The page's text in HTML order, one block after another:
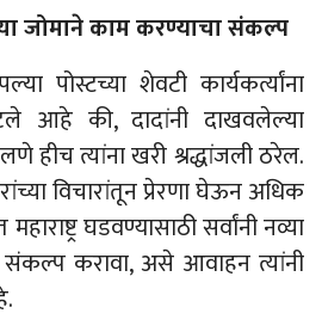
जोमाने काम करण्याचा संकल्प
पोस्टच्या शेवटी कार्यकर्त्यांना
आहे की, दादांनी दाखवलेल्या
हीच त्यांना खरी श्रद्धांजली ठरेल.
विचारांतून प्रेरणा घेऊन अधिक
घडवण्यासाठी सर्वांनी नव्या
करावा, असे आवाहन त्यांनी